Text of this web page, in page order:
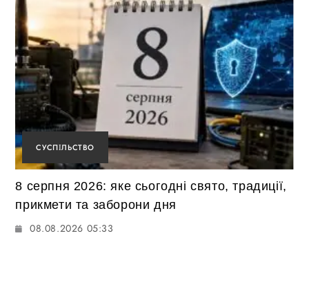
СУСПІЛЬСТВО
8 серпня 2026: яке сьогодні свято, традиції,
прикмети та заборони дня
08.08.2026 05:33